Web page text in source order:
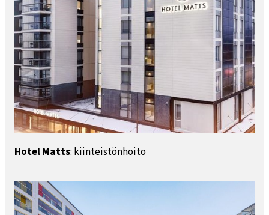
Hotel Matts: kiinteistönhoito